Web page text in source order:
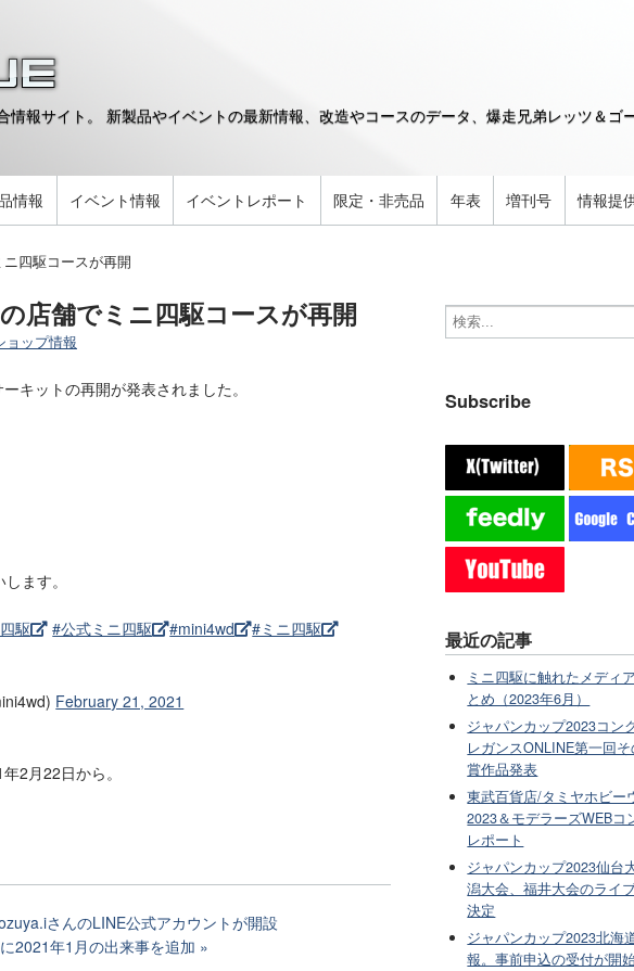
情報サイト。 新製品やイベントの最新情報、改造やコースのデータ、爆走兄弟レッツ＆ゴ
情報 イベント情報 イベントレポート 限定・非売品 年表 増刊号 情報提
四駆コースが再開
店舗でミニ四駆コースが再開
ョップ情報
キットの再開が発表されました。
ます。
駆 #公式ミニ四駆 #mini4wd
#ミニ四駆
February 21, 2021
2月22日から。
さんのLINE公式アカウントが開設
2021年1月の出来事を追加
Subscribe
最近の記事
ミニ四駆に触れたメディ
とめ（2023年6月）
ジャパンカップ2023コン
レガンスONLINE第一回そ
賞作品発表
東武百貨店/タミヤホビー
2023＆モデラーズWEBコ
レポート
ジャパンカップ2023仙台
潟大会、福井大会のライ
決定
ジャパンカップ2023北海
報。事前申込の受付が開